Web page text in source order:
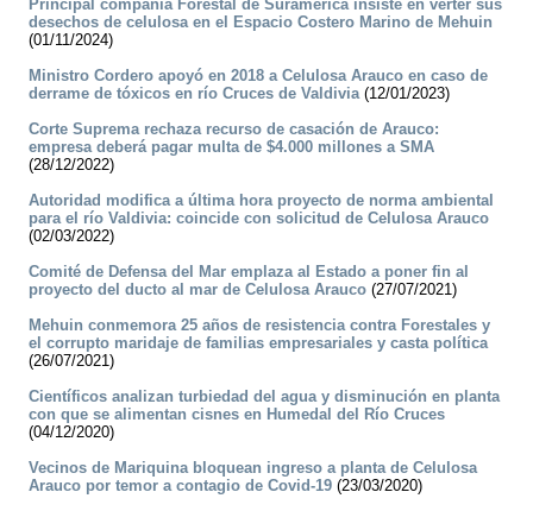
Principal compañía Forestal de Suramérica insiste en verter sus
desechos de celulosa en el Espacio Costero Marino de Mehuin
(01/11/2024)
Ministro Cordero apoyó en 2018 a Celulosa Arauco en caso de
derrame de tóxicos en río Cruces de Valdivia(12/01/2023)
Corte Suprema rechaza recurso de casación de Arauco:
empresa deberá pagar multa de $4.000 millones a SMA
(28/12/2022)
Autoridad modifica a última hora proyecto de norma ambiental
para el río Valdivia: coincide con solicitud de Celulosa Arauco
(02/03/2022)
Comité de Defensa del Mar emplaza al Estado a poner fin al
proyecto del ducto al mar de Celulosa Arauco (27/07/2021)
Mehuin conmemora 25 años de resistencia contra Forestales y
el corrupto maridaje de familias empresariales y casta política
(26/07/2021)
Científicos analizan turbiedad del agua y disminución en planta
con que se alimentan cisnes en Humedal del Río Cruces
(04/12/2020)
Vecinos de Mariquina bloquean ingreso a planta de Celulosa
Arauco por temor a contagio de Covid-19 (23/03/2020)